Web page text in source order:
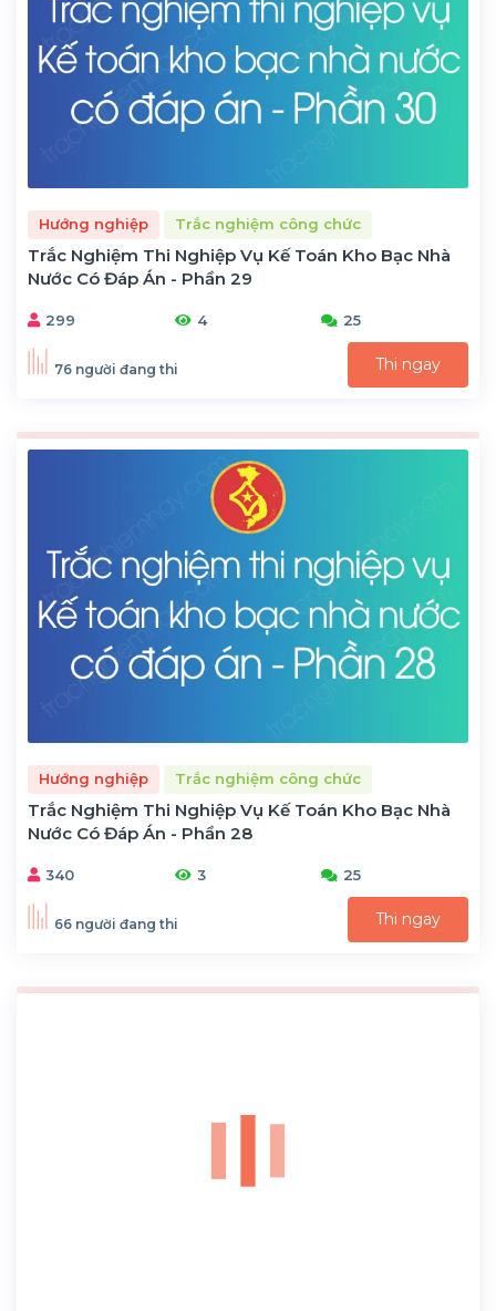
Hướng nghiệp Trắc nghiệm công chức
Trắc Nghiệm Thi Nghiệp Vụ Kế Toán Kho Bạc Nhà
Nước Có Đáp Án - Phần 29
299 4 25
76 người đang thi Thi ngay
Hướng nghiệp Trắc nghiệm công chức
Trắc Nghiệm Thi Nghiệp Vụ Kế Toán Kho Bạc Nhà
Nước Có Đáp Án - Phần 28
340 3 25
66 người đang thi Thi ngay